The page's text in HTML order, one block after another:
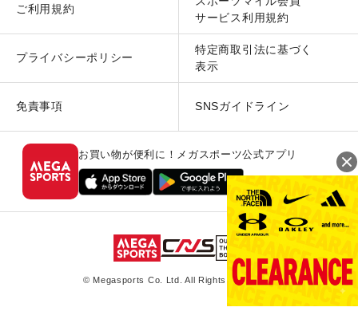
ご利用規約
サービス利用規約
プライバシーポリシー
特定商取引法に基づく
表示
免責事項 SNSガイドライン
お買い物が便利に！メガスポーツ公式アプリ
© Megasports Co. Ltd. All Rights Reserved.